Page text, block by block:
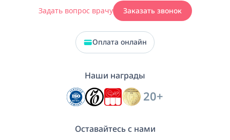
Задать вопрос врачу Заказать звонок
Оплата онлайн
Наши награды
20+
Оставайтесь с нами